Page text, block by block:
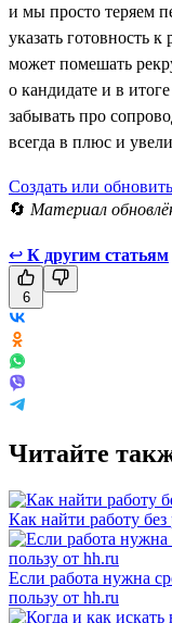
и мы просто теряем
указать готовность
может помешать
о кандидате и в
забывать про
всегда в плюс и
Создать или
🔄 Материал
↩ К другим статьям
6
Читайте
Как найти работу
Если работа нужна
пользу от hh.ru